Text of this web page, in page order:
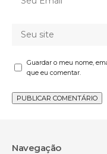
Guardar o meu nome,
que eu comentar.
Navegação